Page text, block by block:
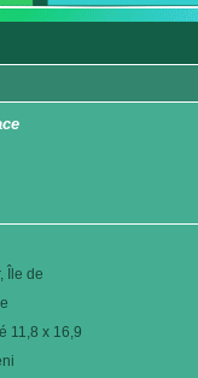
Île de
11,8 x 16,9